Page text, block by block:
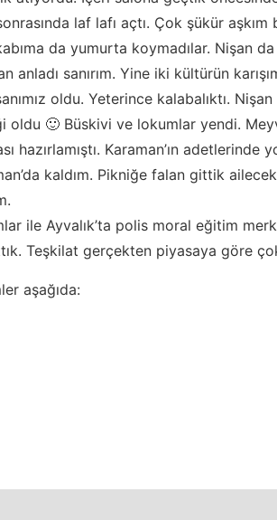
laf lafı açtı. Çok şükür
da yumurta koymadılar. Nişan
anladı sanırım. Yine iki kültürün
oldu. Yeterince kalabalıktı.
oldu 🙂 Büskivi ve lokumlar yendi.
hazırlamıştı. Karaman’ın
kaldım. Pikniğe falan gittik
ile Ayvalık’ta polis moral eğitim
Teşkilat gerçekten piyasaya göre
aşağıda: